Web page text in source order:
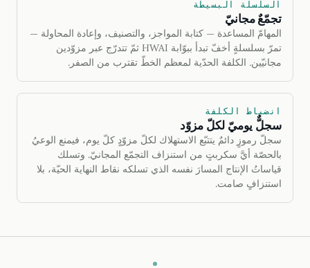
السلسلة البسيطة
تجمّعٌ مجانيّ
المهامّ المساعدة — كتابة المواجز، والتصنيف، وإعادة المحاولة —
تمرّ بسلسلةٍ أخفّ تبدأ ببوّابة HWAI ثمّ تتدرّج عبر مزوّدين
مجانيّين. الكلفة الحدّية لمعظم الخطّ تقترب من الصفر.
انضباط الكلفة
سجلٌّ يوميّ لكلّ مزوّد
سجلّ رموزٍ دائمٌ يتتبّع الاستهلاك لكلّ مزوّدٍ كلّ يوم، فيمنع الوعيُ
بالحصّة أيَّ سكربتٍ من استنزاف التجمّع المجانيّ. وتسلك
قياساتُ الإنتاج المسارَ نفسه الذي تسلكه نقاط النهاية الحيّة، بلا
استنزافٍ صامت.